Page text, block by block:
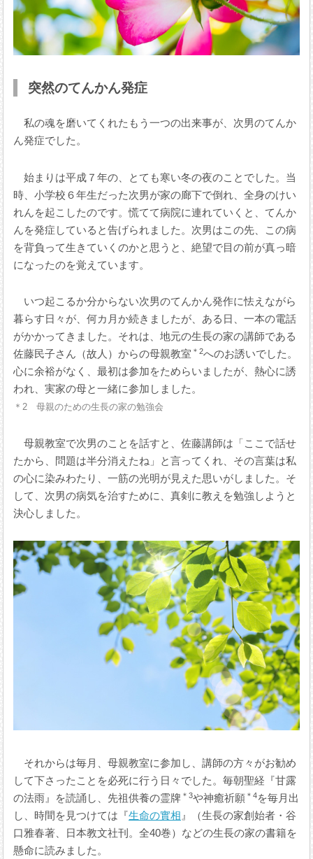
突然のてんかん発症
私の魂を磨いてくれたもう一つの出来事が、次男のてんか
ん発症でした。
始まりは平成７年の、とても寒い冬の夜のことでした。当
時、小学校６年生だった次男が家の廊下で倒れ、全身のけい
れんを起こしたのです。慌てて病院に連れていくと、てんか
んを発症していると告げられました。次男はこの先、この病
を背負って生きていくのかと思うと、絶望で目の前が真っ暗
になったのを覚えています。
いつ起こるか分からない次男のてんかん発作に怯えながら
暮らす日々が、何カ月か続きましたが、ある日、一本の電話
がかかってきました。それは、地元の生長の家の講師である
佐藤民子さん（故人）からの母親教室 ＊2へのお誘いでした。
心に余裕がなく、最初は参加をためらいましたが、熱心に誘
われ、実家の母と一緒に参加しました。
＊2 母親のための生長の家の勉強会
母親教室で次男のことを話すと、佐藤講師は「ここで話せ
たから、問題は半分消えたね」と言ってくれ、その言葉は私
の心に染みわたり、一筋の光明が見えた思いがしました。そ
して、次男の病気を治すために、真剣に教えを勉強しようと
決心しました。
それからは毎月、母親教室に参加し、講師の方々がお勧め
して下さったことを必死に行う日々でした。毎朝聖経『甘露
の法雨』を読誦し、先祖供養の霊牌 ＊3や神癒祈願 ＊4を毎月出
し、時間を見つけては『生命の實相 』（生長の家創始者・谷
口雅春著、日本教文社刊。全40巻）などの生長の家の書籍を
懸命に読みました。